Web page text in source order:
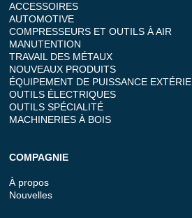
ACCESSOIRES
AUTOMOTIVE
COMPRESSEURS ET OUTILS À AIR
MANUTENTION
TRAVAIL DES MÉTAUX
NOUVEAUX PRODUITS
ÉQUIPEMENT DE PUISSANCE
OUTILS ÉLECTRIQUES
OUTILS SPÉCIALITÉ
MACHINERIES À BOIS
COMPAGNIE
À propos
Nouvelles